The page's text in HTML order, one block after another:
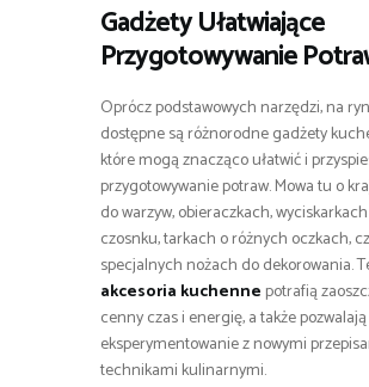
Gadżety Ułatwiające
Przygotowywanie
Oprócz podstawowych narzędzi, na
dostępne są różnorodne gadżety
które mogą znacząco ułatwić i
przygotowywanie potraw. Mowa tu o
do warzyw, obieraczkach,
czosnku, tarkach o różnych oczkach,
specjalnych nożach do dekorowania.
akcesoria kuchenne potrafią
cenny czas i energię, a także
eksperymentowanie z nowymi
technikami kulinarnymi.